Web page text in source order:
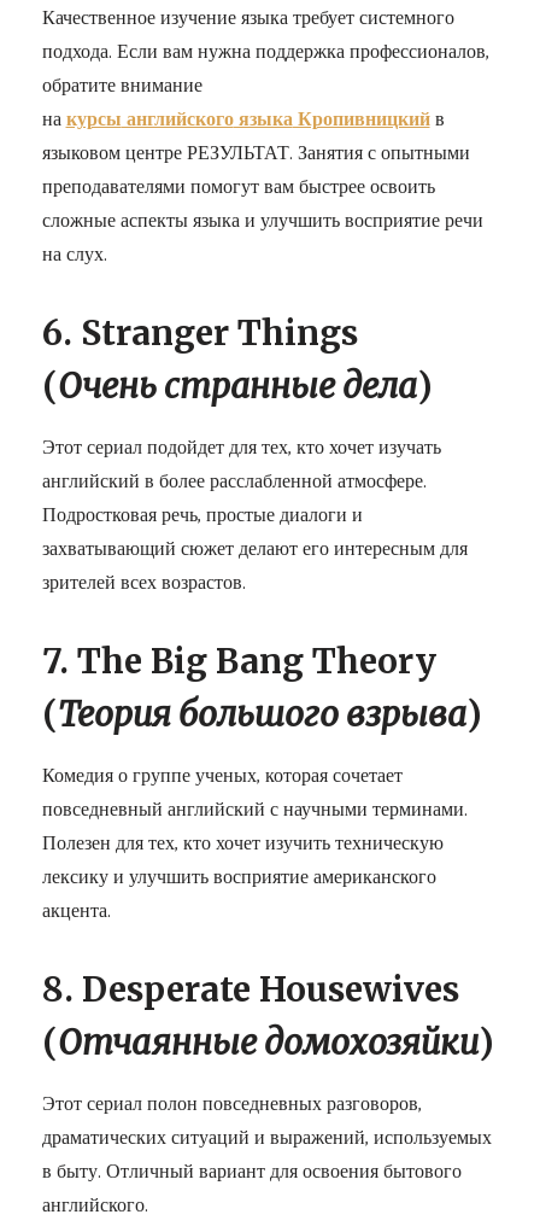
Качественное изучение языка требует системного
подхода. Если вам нужна поддержка профессионалов,
обратите внимание
накурсыанглийскогоязыкаКропивницкийв
языковом центре РЕЗУЛЬТАТ. Занятия с опытными
преподавателями помогут вам быстрее освоить
сложные аспекты языка и улучшить восприятие речи
на слух.
6. Stranger Things
(Очень странные дела)
Этот сериал подойдет для тех, кто хочет изучать
английский в более расслабленной атмосфере.
Подростковая речь, простые диалоги и
захватывающий сюжет делают его интересным для
зрителей всех возрастов.
7. The Big Bang Theory
(Теория большого взрыва)
Комедия о группе ученых, которая сочетает
повседневный английский с научными терминами.
Полезен для тех, кто хочет изучить техническую
лексику и улучшить восприятие американского
акцента.
8. Desperate Housewives
(Отчаянные домохозяйки)
Этот сериал полон повседневных разговоров,
драматических ситуаций и выражений, используемых
в быту. Отличный вариант для освоения бытового
английского.